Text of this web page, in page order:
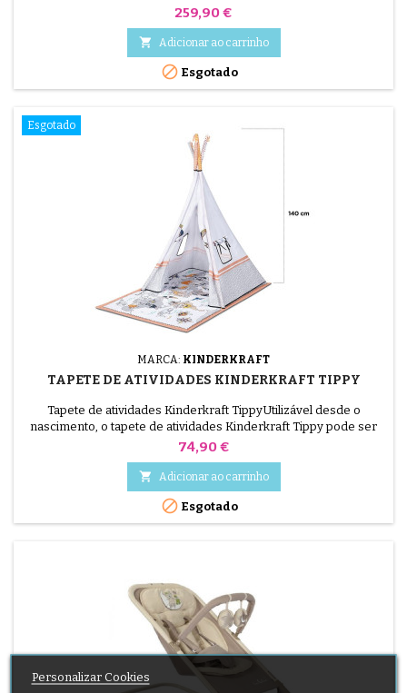
informação Ideal em casa e em movimento, dentro ou fora de
um co-dorminhoco de cabeceira desde o recém-nascido
quando a criança pode rolar, ou por volta dos 5 meses de...
Preço
259,90 €
 Adicionar ao carrinho
 Esgotado
Esgotado
MARCA: KINDERKRAFT
TAPETE DE ATIVIDADES KINDERKRAFT TIPPY
Tapete de atividades Kinderkraft TippyUtilizável desde o
nascimento, o tapete de atividades Kinderkraft Tippy pode ser
usado de 3 maneiras. Tapete despertador com arcos para os
proporcionará muitas horas de jogo ao seu bebé.
Preço
74,90 €
 Adicionar ao carrinho
 Esgotado
Personalizar Cookies